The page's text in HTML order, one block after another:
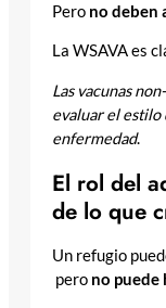
Pero no deben
La WSAVA es
Las vacunas
evaluar el estilo
enfermedad.
El rol del
de lo que
Un refugio
pero no puede